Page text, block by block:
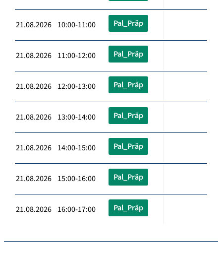
21.08.2026 10:00-11:00 Pal_Präp
21.08.2026 11:00-12:00 Pal_Präp
21.08.2026 12:00-13:00 Pal_Präp
21.08.2026 13:00-14:00 Pal_Präp
21.08.2026 14:00-15:00 Pal_Präp
21.08.2026 15:00-16:00 Pal_Präp
21.08.2026 16:00-17:00 Pal_Präp